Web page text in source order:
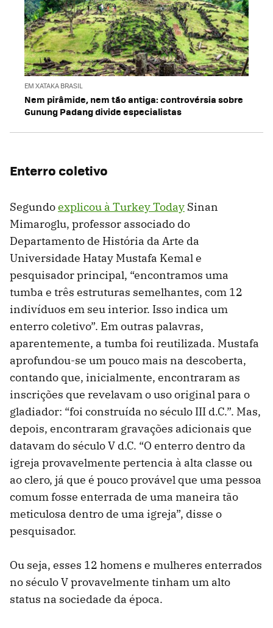
EM XATAKA BRASIL
Nem pirâmide, nem tão antiga: controvérsia sobre
Gunung Padang divide especialistas
Enterro coletivo
Segundoexplicou à Turkey Today Sinan
Mimaroglu, professor associado do
Departamento de História da Arte da
Universidade Hatay Mustafa Kemal e
pesquisador principal, “encontramos uma
tumba e três estruturas semelhantes, com 12
indivíduos em seu interior. Isso indica um
enterro coletivo”. Em outras palavras,
aparentemente, a tumba foi reutilizada. Mustafa
aprofundou-se um pouco mais na descoberta,
contando que, inicialmente, encontraram as
inscrições que revelavam o uso original para o
gladiador: “foi construída no século III d.C.”. Mas,
depois, encontraram gravações adicionais que
datavam do século V d.C. “O enterro dentro da
igreja provavelmente pertencia à alta classe ou
ao clero, já que é pouco provável que uma pessoa
comum fosse enterrada de uma maneira tão
meticulosa dentro de uma igreja”, disse o
pesquisador.
Ou seja, esses 12 homens e mulheres enterrados
no século V provavelmente tinham um alto
status na sociedade da época.